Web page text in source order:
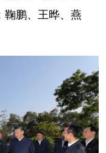
尚 悦读
山西
鹏、王晔、燕